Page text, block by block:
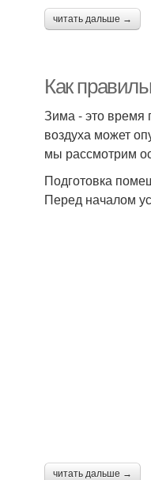
читать дальше →
Как
Зима - это время
воздуха может
мы рассмотрим
Подготовка
Перед началом
читать дальше →